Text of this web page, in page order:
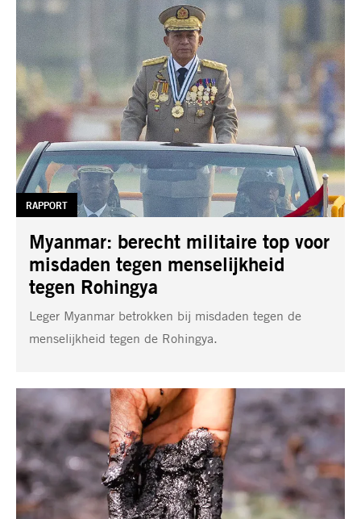
Myanmar: berecht militaire top voor
misdaden tegen menselijkheid
tegen Rohingya
TAG:
RAPPORT
Leger Myanmar betrokken bij misdaden tegen de
menselijkheid tegen de Rohingya.